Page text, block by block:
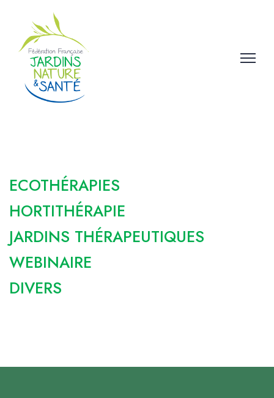
ECOTHÉRAPIES
HORTITHÉRAPIE
JARDINS THÉRAPEUTIQUES
WEBINAIRE
DIVERS